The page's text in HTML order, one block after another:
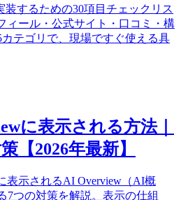
するための30項目チェックリス
ィール・公式サイト・口コミ・構
テゴリで、現場ですぐ使える具
に表示される方法｜
【2026年最新】
表示されるAI Overview（AI概
7つの対策を解説。表示の仕組